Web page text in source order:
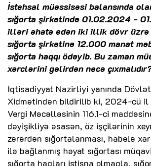
İstehsal müəssisəsi balansında
sığorta şirkətində 01.02.2024 -
illəri əhatə edən iki illik dövr üzrə
sığorta şirkətinə 12.000 manat
sığorta haqqı ödəyib. Bu zaman
xərclərini gəlirdən necə
İqtisadiyyat Nazirliyi yanında
Xidmətindən bildirilib ki, 2024-cü il
Vergi Məcəlləsinin 116.1-ci
dəyişikliyə əsasən, öz işçilərinin
zərərdən sığortalanması, habelə
ilə bağlanmış həyat sığortası
sığorta haqları istisna olmaqla,